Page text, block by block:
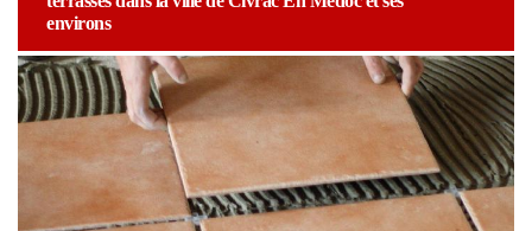
environs